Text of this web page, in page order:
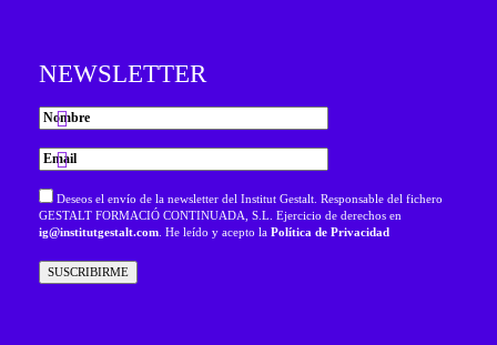
NEWSLETTER
Deseos el envío de la newsletter del Institut Gestalt. Responsable del fichero
GESTALT FORMACIÓ CONTINUADA, S.L. Ejercicio de derechos en
ig@institutgestalt.com . He leído y acepto la Política de Privacidad